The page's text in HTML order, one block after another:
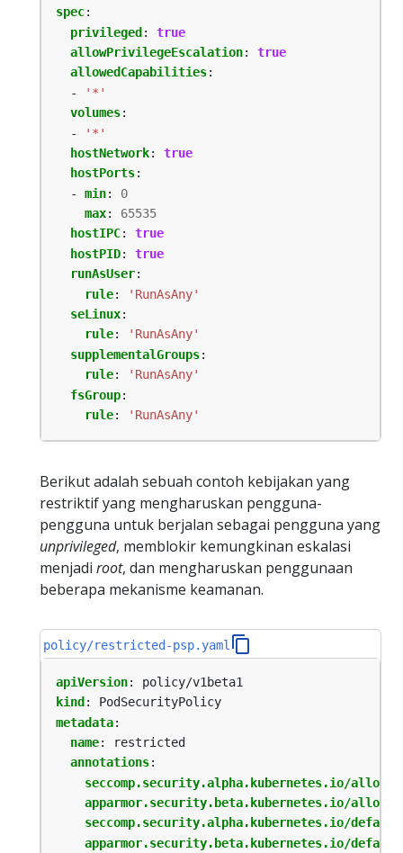
spec:
privileged:
true
allowPrivilegeEscalation:
true
allowedCapabilities:
-
'*'
volumes:
-
'*'
hostNetwork:
true
hostPorts:
- min:
0
max:
65535
hostIPC:
true
hostPID:
true
runAsUser:
rule:
'RunAsAny'
seLinux:
rule:
'RunAsAny'
supplementalGroups:
rule:
'RunAsAny'
fsGroup:
rule: 'RunAsAny'
Berikut adalah sebuah contoh kebijakan yang
restriktif yang mengharuskan pengguna-
pengguna untuk berjalan sebagai pengguna yang
unprivileged, memblokir kemungkinan eskalasi
menjadi root, dan mengharuskan penggunaan
beberapa mekanisme keamanan.
policy/restricted-psp.yaml
apiVersion:
policy/v1beta1
kind :
PodSecurityPolicy
metadata:
name:
restricted
annotations:
seccomp.security.alpha.kubernetes.io/
apparmor.security.beta.kubernetes.io/
seccomp.security.alpha.kubernetes.io/
apparmor.security.beta.kubernetes.io/